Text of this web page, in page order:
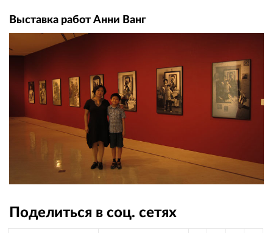
Выставка работ Анни Ванг
Поделиться в соц. сетях